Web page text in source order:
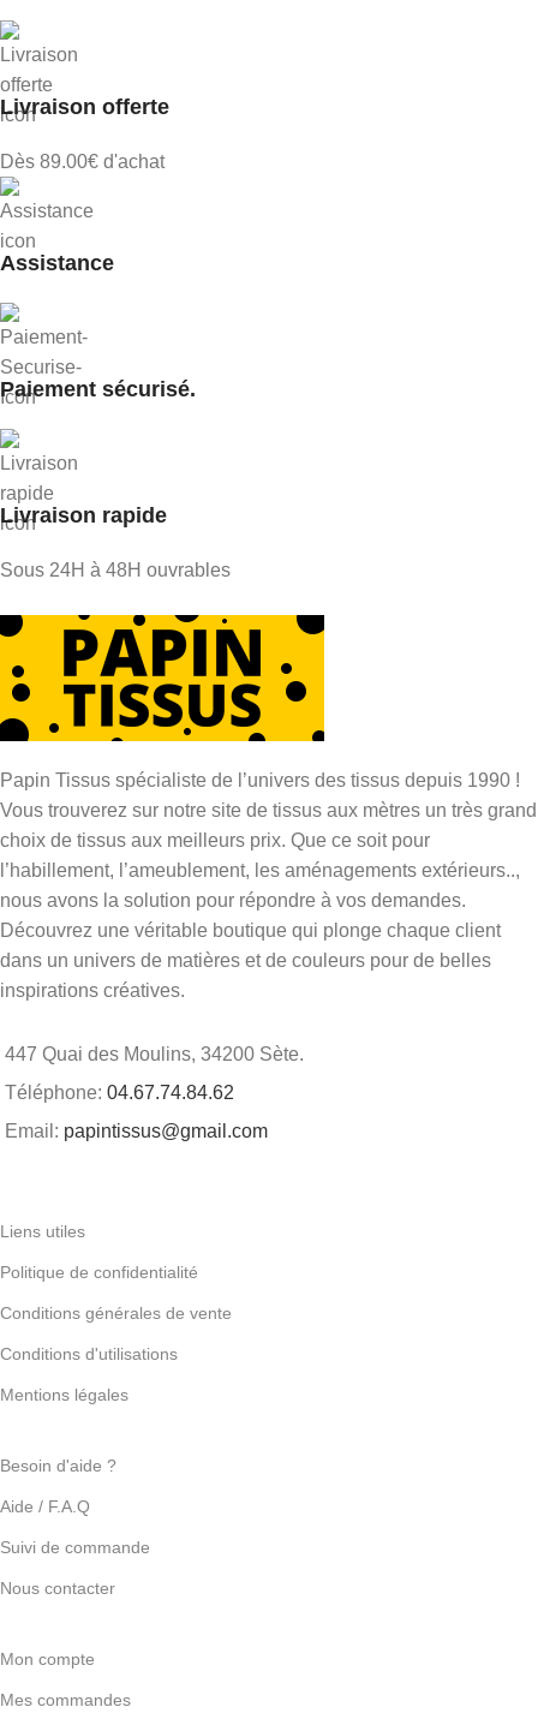
Livraison offerte
Dès 89.00€ d'achat
Assistance
Paiement sécurisé.
Livraison rapide
Sous 24H à 48H ouvrables
Papin Tissus spécialiste de l’univers des tissus depuis 1990 !
Vous trouverez sur notre site de tissus aux mètres un très grand
choix de tissus aux meilleurs prix. Que ce soit pour
l’habillement, l’ameublement, les aménagements extérieurs..,
nous avons la solution pour répondre à vos demandes.
Découvrez une véritable boutique qui plonge chaque client
dans un univers de matières et de couleurs pour de belles
inspirations créatives.
447 Quai des Moulins, 34200 Sète.
Téléphone: 04.67.74.84.62
Email: papintissus@gmail.com
Liens utiles
Politique de confidentialité
Conditions générales de vente
Conditions d'utilisations
Mentions légales
Besoin d'aide ?
Aide / F.A.Q
Suivi de commande
Nous contacter
Mon compte
Mes commandes